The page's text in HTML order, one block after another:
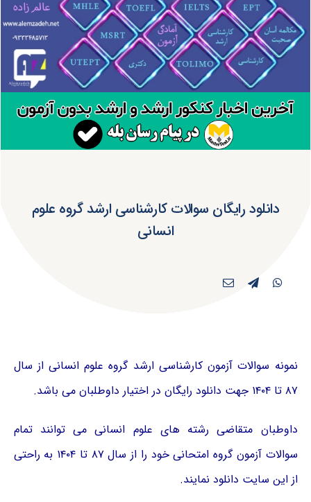
دانلود رایگان سوالات کارشناسی ارشد گروه علوم
انسانی
نمونه سوالات آزمون کارشناسی ارشد گروه علوم انسانی از سال
۸۷ تا ۱۴۰۴ جهت دانلود رایگان در اختیار داوطلبان می باشد.
داوطبان متقاضی رشته های علوم انسانی می توانند تمام
سوالات آزمون گروه امتحانی خود را از سال ۸۷ تا ۱۴۰۴ به راحتی
از این سایت دانلود نمایند.